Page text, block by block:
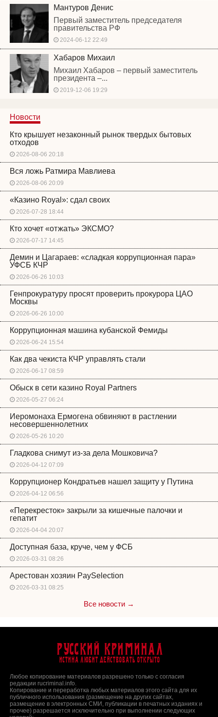
Мантуров Денис
Первый заместитель председателя
правительства РФ
2024-06-12 22:49
Хабаров Михаил
Михаил Хабаров – первый заместитель
президента –...
2019-12-06 19:29
Новости
Кто крышует незаконный рынок твердых бытовых
отходов
2026-08-06 20:18
Вся ложь Ратмира Мавлиева
2026-08-06 20:09
«Казино Royal»: сдал своих
2026-07-28 18:44
Кто хочет «отжать» ЭКСМО?
2026-07-17 14:45
Демин и Цагараев: «сладкая коррупционная пара»
УФСБ КЧР
2026-06-26 10:03
Генпрокуратуру просят проверить прокурора ЦАО
Москвы
2026-06-26 10:00
Коррупционная машина кубанской Фемиды
2026-06-24 15:54
Как два чекиста КЧР управлять стали
2026-06-17 08:59
Обыск в сети казино Royal Partners
2026-05-27 06:24
Иеромонаха Ермогена обвиняют в растлении
несовершеннолетних
2026-05-26 10:20
Гладкова снимут из-за дела Мошковича?
2026-04-12 07:09
Коррупционер Кондратьев нашел защиту у Путина
2026-04-12 06:56
«Перекресток» закрыли за кишечные палочки и
гепатит
2026-04-04 20:07
Доступная база, круче, чем у ФСБ
2026-03-31 08:26
Арестован хозяин PaySelection
2026-03-31 08:25
Все новости →
Русский Криминал
Истина любит действовать открыто
Любое копирование материалов разрешено только с согласия
редакции rucriminal.info.
Копирование и переработка любых материалов этого сайта для их
публичного использования (размещение на других сайтах,
размещение в электронных СМИ, публикации в печатных изданиях и
прочее) разрешается исключительно при выполнении следующих